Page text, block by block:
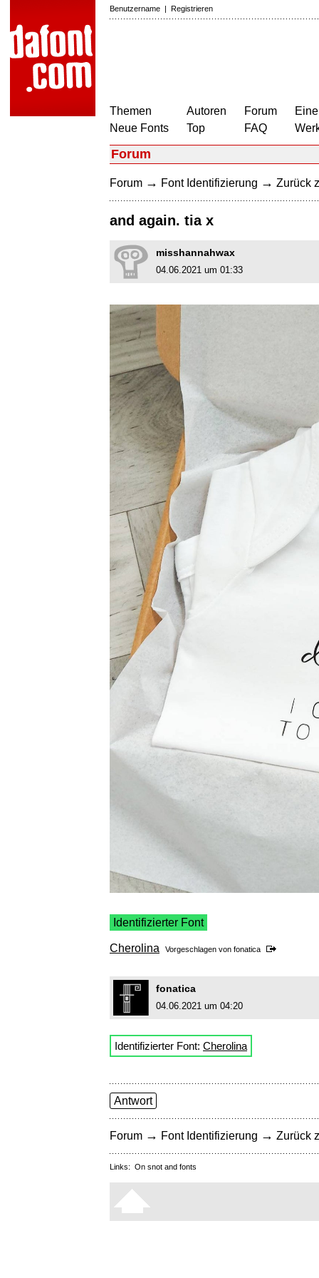
Benutzername | Registrieren
Themen
Neue Fonts
Autoren
Top
Forum
FAQ
Forum
Forum → Font Identifizierung → Zurück
and again. tia x
misshannahwax
04.06.2021 um 01:33
Identifizierter Font
Cherolina Vorgeschlagen von fonatica
fonatica
04.06.2021 um 04:20
Identifizierter Font: Cherolina
Antwort
Forum → Font Identifizierung → Zurück
Links: On snot and fonts